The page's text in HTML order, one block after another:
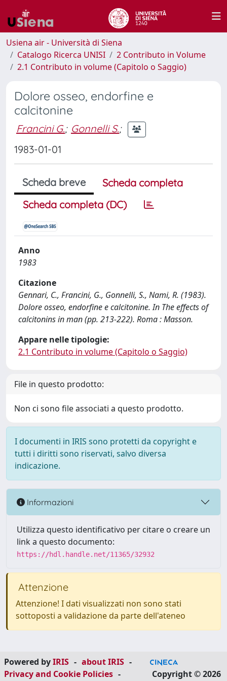
Usiena air - Università di Siena
Catalogo Ricerca UNISI
2 Contributo in Volume
2.1 Contributo in volume (Capitolo o Saggio)
Dolore osseo, endorfine e
calcitonine
Francini G.; Gonnelli S.;
1983-01-01
Scheda breve
Scheda completa
Scheda completa (DC)
Anno
1983
Citazione
Gennari, C., Francini, G., Gonnelli, S., Nami, R. (1983).
Dolore osseo, endorfine e calcitonine. In The effects of
calcitonins in man (pp. 213-222). Roma : Masson.
Appare nelle tipologie:
2.1 Contributo in volume (Capitolo o Saggio)
File in questo prodotto:
Non ci sono file associati a questo prodotto.
I documenti in IRIS sono protetti da copyright e
tutti i diritti sono riservati, salvo diversa
indicazione.
Informazioni
Utilizza questo identificativo per citare o creare un
link a questo documento:
https://hdl.handle.net/11365/32932
Attenzione
Attenzione! I dati visualizzati non sono stati
sottoposti a validazione da parte dell'ateneo
Powered byIRIS - about IRIS -
Privacy and Cookie Policies -
Copyright © 2026